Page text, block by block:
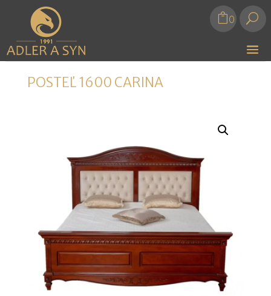
0 U
POSTEĽ 1600 CARINA